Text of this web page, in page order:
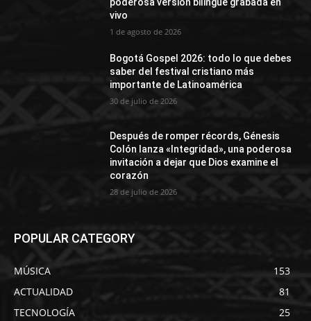
poderosa versión bilingüe grabada en
vivo
1 de agosto de 2026
Bogotá Gospel 2026: todo lo que debes
saber del festival cristiano más
importante de Latinoamérica
30 de julio de 2026
Después de romper récords, Génesis
Colón lanza «Integridad», una poderosa
invitación a dejar que Dios examine el
corazón
28 de julio de 2026
POPULAR CATEGORY
MÚSICA
153
ACTUALIDAD
81
TECNOLOGÍA
25